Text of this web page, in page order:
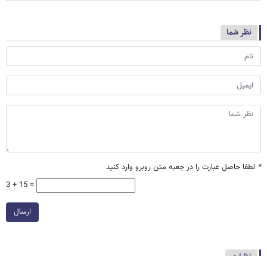
نظر شما
* لطفا حاصل عبارت را در جعبه متن روبرو وارد کنید
3 + 15 =
ارسال